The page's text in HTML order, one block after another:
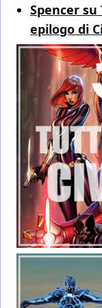
Spencer
epilogo di